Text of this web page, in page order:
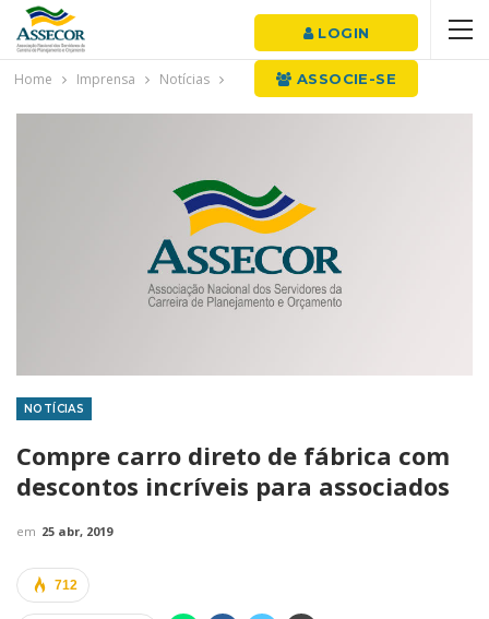
LOGIN
ASSOCIE-SE
Home Imprensa Notícias
NOTÍCIAS
Compre carro direto de fábrica com
descontos incríveis para associados
em 25 abr, 2019
712